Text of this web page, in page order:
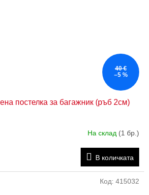
40 €
–5 %
постелка за багажник (ръб 2см)
На склад (1 бр.)
В количката
Код: 415032